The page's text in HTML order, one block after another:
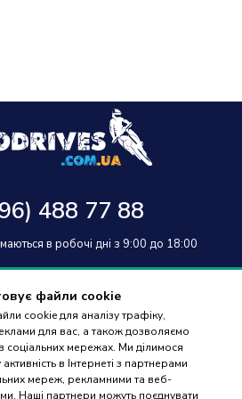
файли cookie
cookie для аналізу трафіку,
для вас, а також дозволяємо
соціальних мережах. Ми ділимося
в Інтернеті з партнерами
мереж, рекламними та веб-
Наші партнери можуть поєднувати
488 77 88
в робочі дні з 9:00 до 18:00
та доставка
і повернення